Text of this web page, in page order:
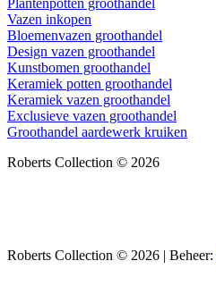
Plantenpotten groothandel
Vazen inkopen
Bloemenvazen groothandel
Design vazen groothandel
Kunstbomen groothandel
Keramiek potten groothandel
Keramiek vazen groothandel
Exclusieve vazen groothandel
Groothandel aardewerk kruiken
Roberts Collection © 2026
Roberts Collection © 2026 | Beheer: